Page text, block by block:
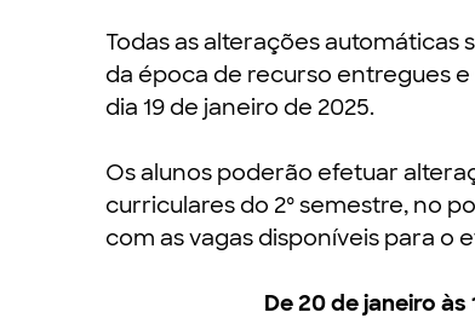
Todas as alterações
da época de recurso entregues
dia 19 de janeiro de 2025.
Os alunos poderão efetuar
curriculares do 2º semestre, no
com as vagas disponíveis para o
De 20 de janeiro